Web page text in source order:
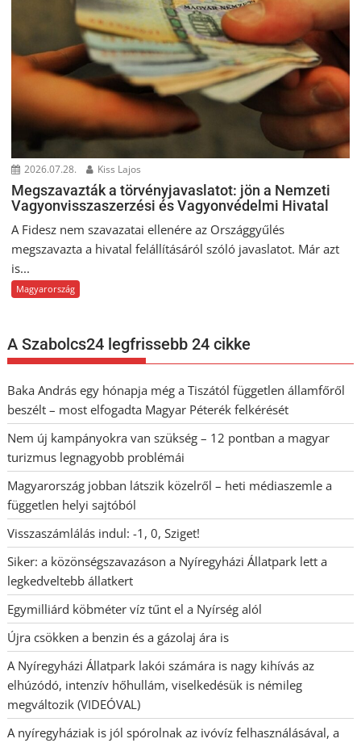
2026.07.28. Kiss Lajos
Megszavazták a törvényjavaslatot: jön a Nemzeti
Vagyonvisszaszerzési és Vagyonvédelmi Hivatal
A Fidesz nem szavazatai ellenére az Országgyűlés
megszavazta a hivatal felállításáról szóló javaslatot. Már azt
is...
Magyarország
A Szabolcs24 legfrissebb 24 cikke
Baka András egy hónapja még a Tiszától független államfőről
beszélt – most elfogadta Magyar Péterék felkérését
Nem új kampányokra van szükség – 12 pontban a magyar
turizmus legnagyobb problémái
Magyarország jobban látszik közelről – heti médiaszemle a
független helyi sajtóból
Visszaszámlálás indul: -1, 0, Sziget!
Siker: a közönségszavazáson a Nyíregyházi Állatpark lett a
legkedveltebb állatkert
Egymilliárd köbméter víz tűnt el a Nyírség alól
Újra csökken a benzin és a gázolaj ára is
A Nyíregyházi Állatpark lakói számára is nagy kihívás az
elhúzódó, intenzív hőhullám, viselkedésük is némileg
megváltozik (VIDEÓVAL)
A nyíregyháziak is jól spórolnak az ivóvíz felhasználásával, a